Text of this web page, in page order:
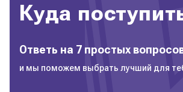
Куда
Ответь на 7 простых
и мы поможем выбрать лучший для